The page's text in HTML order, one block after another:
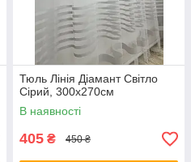
Тюль Лінія Діамант Світло
Сірий, 300х270см
В наявності
405 ₴ 450 ₴